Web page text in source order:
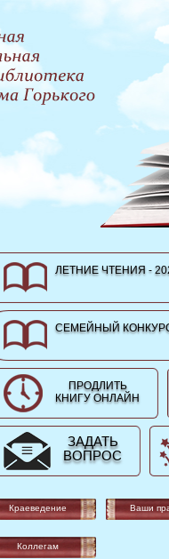
ЛЕТНИЕ ЧТЕНИЯ -
СЕМЕЙНЫЙ
ПРОДЛИТЬ
КНИГУ ОНЛАЙН
ЗАДАТЬ
ВОПРОС
Краеведение Ваши
Коллегам